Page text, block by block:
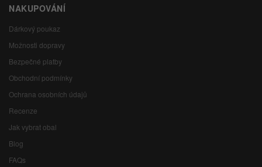
NAKUPOVÁNÍ
Dárkový poukaz
Možnosti dopravy
Bezpečné platby
Obchodní podmínky
Ochrana osobních údajů
Recenze
Jak vybrat obal
Blog
FAQs